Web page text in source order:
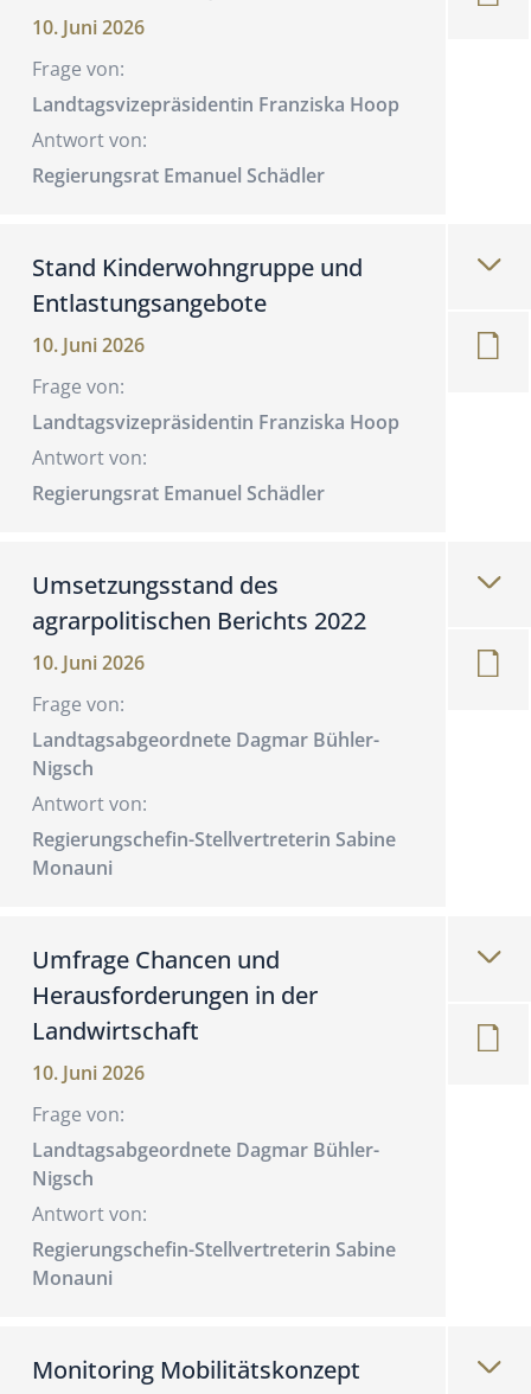
10. Juni 2026
Frage von:
Landtagsvizepräsidentin Franziska Hoop
Antwort von:
Regierungsrat Emanuel Schädler
Stand Kinderwohngruppe und
Entlastungsangebote
10. Juni 2026
Frage von:
Landtagsvizepräsidentin Franziska Hoop
Antwort von:
Regierungsrat Emanuel Schädler
Umsetzungsstand des
agrarpolitischen Berichts 2022
10. Juni 2026
Frage von:
Landtagsabgeordnete Dagmar Bühler-
Nigsch
Antwort von:
Regierungschefin-Stellvertreterin Sabine
Monauni
Umfrage Chancen und
Herausforderungen in der
Landwirtschaft
10. Juni 2026
Frage von:
Landtagsabgeordnete Dagmar Bühler-
Nigsch
Antwort von:
Regierungschefin-Stellvertreterin Sabine
Monauni
Monitoring Mobilitätskonzept